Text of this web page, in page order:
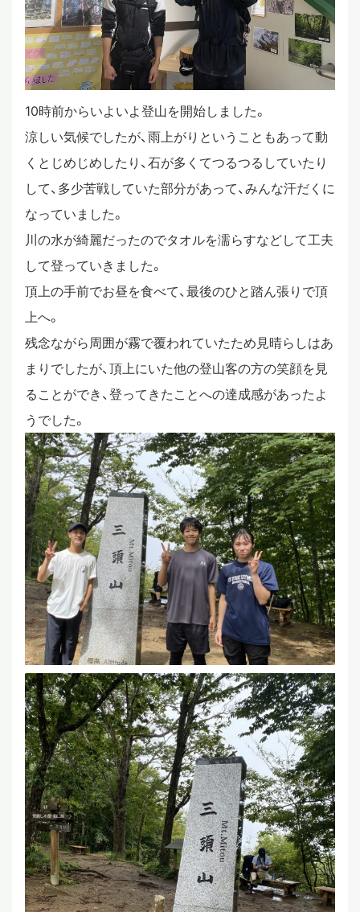
10時前からいよいよ登山を開始しました。
涼しい気候でしたが、雨上がりということもあって動
くとじめじめしたり、石が多くてつるつるしていたり
して、多少苦戦していた部分があって、みんな汗だくに
なっていました。
川の水が綺麗だったのでタオルを濡らすなどして工夫
して登っていきました。
頂上の手前でお昼を食べて、最後のひと踏ん張りで頂
上へ。
残念ながら周囲が霧で覆われていたため見晴らしはあ
まりでしたが、頂上にいた他の登山客の方の笑顔を見
ることができ、登ってきたことへの達成感があったよ
うでした。